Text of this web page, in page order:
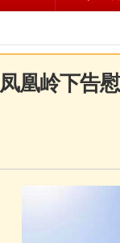
凤凰岭下告